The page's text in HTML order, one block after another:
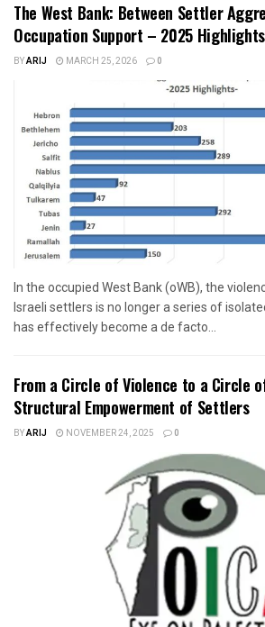
The West Bank: Between Settler
Occupation Support – 2025 Highlights
BYARIJ MARCH 25, 2026 0
In the occupied West Bank (oWB), the
Israeli settlers is no longer a series of
has effectively become a de facto...
From a Circle of Violence to a Circle
Structural Empowerment of Settlers
BYARIJ NOVEMBER 24, 2025 0